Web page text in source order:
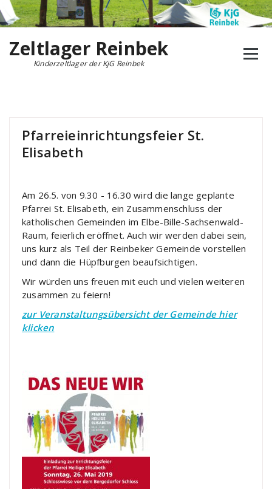
Zum
Inhalt
springen
Zeltlager Reinbek
Kinderzeltlager der KjG Reinbek
Pfarreieinrichtungsfeier St.
Elisabeth
Am 26.5. von 9.30 - 16.30 wird die lange geplante
Pfarrei St. Elisabeth, ein Zusammenschluss der
katholischen Gemeinden im Elbe-Bille-Sachsenwald-
Raum, feierlich eröffnet. Auch wir werden dabei sein,
uns kurz als Teil der Reinbeker Gemeinde vorstellen
und dann die Hüpfburgen beaufsichtigen.
Wir würden uns freuen mit euch und vielen weiteren
zusammen zu feiern!
zur Veranstaltungsübersicht der Gemeinde hier
klicken